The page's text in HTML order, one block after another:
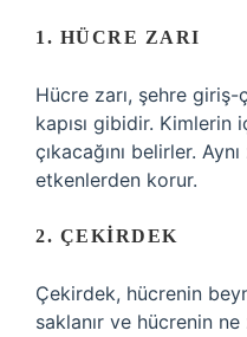
1. HÜCRE ZARI
Hücre zarı, şehre giriş-
kapısı gibidir.
çıkacağını belirler.
etkenlerden korur.
2. ÇEKIRDEK
Çekirdek, hücrenin
saklanır ve hücrenin ne